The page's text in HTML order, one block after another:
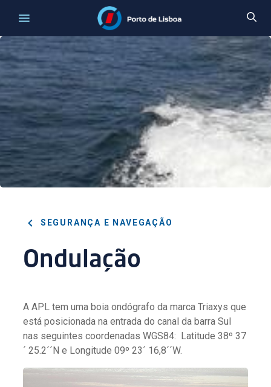
SEGURANÇA E NAVEGAÇÃO
Ondulação
A APL tem uma boia ondógrafo da marca Triaxys que
está posicionada na entrada do canal da barra Sul
nas seguintes coordenadas WGS84: Latitude 38º 37
´ 25.2´´N e Longitude 09º 23´ 16,8´´W.